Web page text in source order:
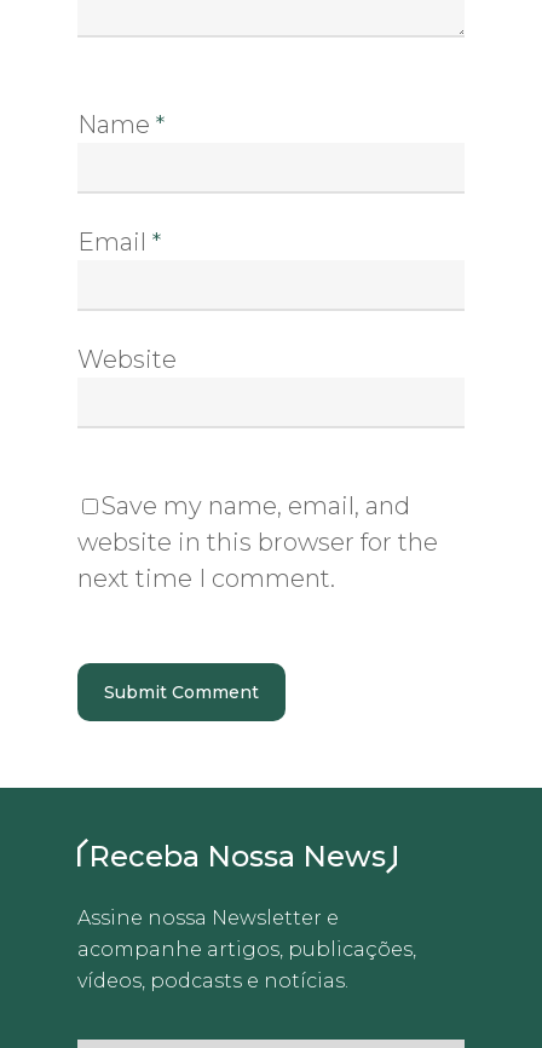
Name *
Email *
Website
Save my name, email, and
website in this browser for the
next time I comment.
Receba Nossa News
Assine nossa Newsletter e
acompanhe artigos, publicações,
vídeos, podcasts e notícias.